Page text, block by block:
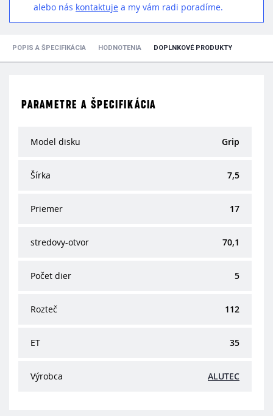
alebo nás kontaktuje a my vám radi poradíme.
POPIS A ŠPECIFIKÁCIA HODNOTENIA DOPLNKOVÉ PRODUKTY
PARAMETRE A ŠPECIFIKÁCIA
Model disku Grip
Šírka 7,5
Priemer 17
stredovy-otvor 70,1
Počet dier 5
Rozteč 112
ET 35
Výrobca ALUTEC